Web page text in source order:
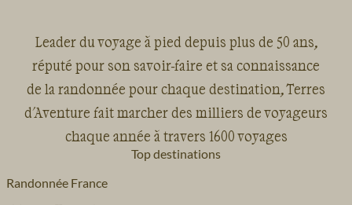
Leader du voyage à pied depuis plus de 50 ans,
réputé pour son savoir-faire et sa connaissance
de la randonnée pour chaque destination, Terres
d'Aventure fait marcher des milliers de voyageurs
chaque année à travers 1600 voyages
Top destinations
Randonnée France